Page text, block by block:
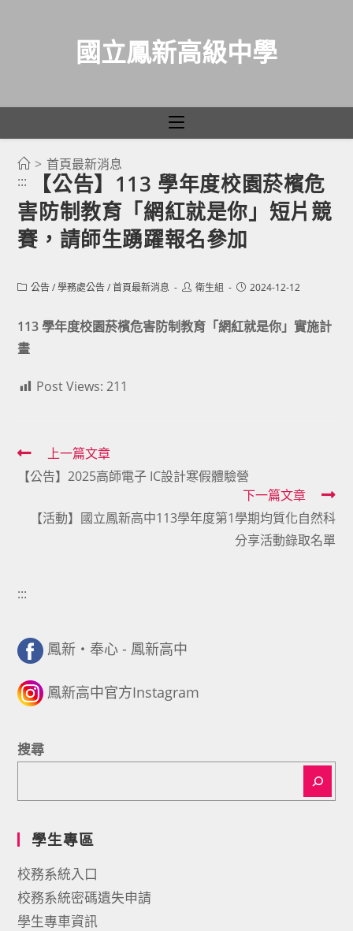
國立鳳新高級中學
> 首頁最新消息
:::
【公告】113 學年度校園菸檳危
害防制教育「網紅就是你」短片競
賽，請師生踴躍報名參加
Post公告 / 學務處公告 / 首頁最新消息
Post衛生組
Post2024-12-12
113 學年度校園菸檳危害防制教育「網紅就是你」實施計
畫
Post Views: 211
Read
more
articles
上一篇文章
【公告】2025高師電子 IC設計寒假體驗營
下一篇文章
【活動】國立鳳新高中113學年度第1學期均質化自然科
分享活動錄取名單
:::
鳳新・奉心 - 鳳新高中
鳳新高中官方Instagram
搜尋
學生專區
校務系統入口
校務系統密碼遺失申請
學生專車資訊